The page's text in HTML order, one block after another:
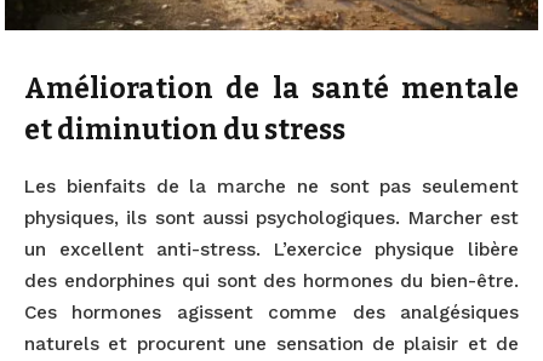
Amélioration de la santé mentale
et diminution du stress
Les bienfaits de la marche ne sont pas seulement
physiques, ils sont aussi psychologiques. Marcher est
un excellent anti-stress. L’exercice physique libère
des endorphines qui sont des hormones du bien-être.
Ces hormones agissent comme des analgésiques
naturels et procurent une sensation de plaisir et de